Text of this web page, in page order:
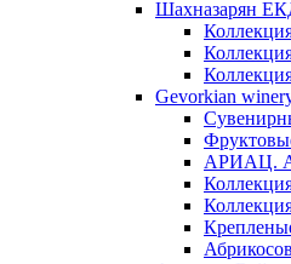
Шахназарян
Gevorkian
АРИАЦ.